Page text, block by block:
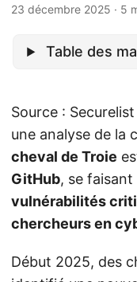
23 décembre 2025 · 5
Table des
Source :
une analyse de la
cheval de Troie
GitHub, se
vulnérabilités
chercheurs en
Début 2025, des